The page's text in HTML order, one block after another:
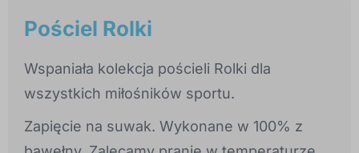
Pościel Rolki
Wspaniała kolekcja pościeli Rolki dla
wszystkich miłośników sportu.
Zapięcie na suwak. Wykonane w 100% z